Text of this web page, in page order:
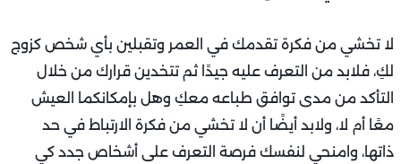
لا تخشي من فكرة تقدمك في العمر وتقبلين بأي شخص كزوج
لكِ، فلابد من التعرف عليه جيدًا ثم تتخدين قرارك من خلال
التأكد من مدى توافق طباعه معكِ وهل بإمكانكما العيش
معًا أم لا، ولابد أيضًا أن لا تخشي من فكرة الارتباط في حد
ذاتها، وامنحي لنفسك فرصة التعرف على أشخاص جدد كي